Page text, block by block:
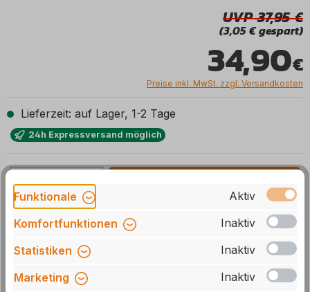
34,90
UVP 37,95
(3,05 € gespart)
Preise inkl. MwSt. zzgl. Versandkosten
Lieferzeit: auf Lager, 1-2 Tage
24h Expressversand möglich
Produkt Anzahl: Gib den gewünschten
Stck Zum Merkzettel hinzufügen
Artikelnummer:
Herstellernummer:
Funktionale
Aktiv
Komfortfunktionen
Inaktiv
Statistiken
Inaktiv
Marketing
Inaktiv